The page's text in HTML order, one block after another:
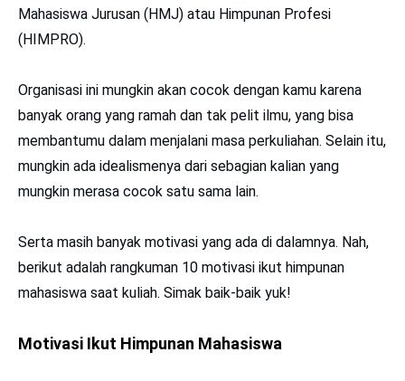
Mahasiswa Jurusan (HMJ) atau Himpunan Profesi
(HIMPRO).
Organisasi ini mungkin akan cocok dengan kamu karena
banyak orang yang ramah dan tak pelit ilmu, yang bisa
membantumu dalam menjalani masa perkuliahan. Selain itu,
mungkin ada idealismenya dari sebagian kalian yang
mungkin merasa cocok satu sama lain.
Serta masih banyak motivasi yang ada di dalamnya. Nah,
berikut adalah rangkuman 10 motivasi ikut himpunan
mahasiswa saat kuliah. Simak baik-baik yuk!
Motivasi Ikut Himpunan Mahasiswa